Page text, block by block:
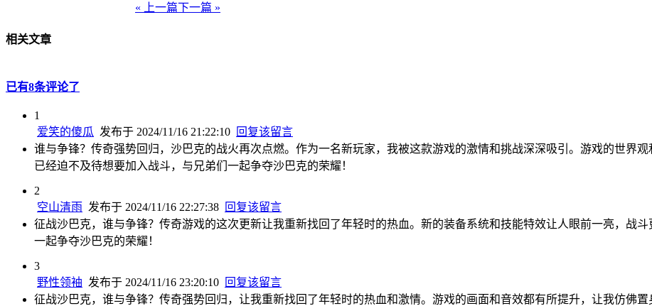
« 上一篇下一篇 »
相关文章
已有8条评论了
1
爱笑的傻瓜 发布于 2024/11/16 21:22:10 回复该留言
谁与争锋？传奇强势回归，沙巴克的战火再次点燃。作为一名新玩家，我被这款游戏的激情和挑战深深吸引。游戏的世界
已经迫不及待想要加入战斗，与兄弟们一起争夺沙巴克的荣耀！
2
空山清雨 发布于 2024/11/16 22:27:38 回复该留言
征战沙巴克，谁与争锋？传奇游戏的这次更新让我重新找回了年轻时的热血。新的装备系统和技能特效让人眼前一亮，战
一起争夺沙巴克的荣耀！
3
野性领袖 发布于 2024/11/16 23:20:10 回复该留言
征战沙巴克，谁与争锋？传奇强势回归，让我重新找回了年轻时的热血和激情。游戏的画面和音效都有所提升，让我仿佛